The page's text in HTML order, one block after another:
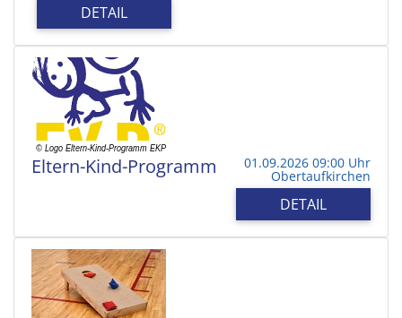
DETAIL
Eltern-Kind-Programm 01.09.2026 09:00 Uhr
Obertaufkirchen
DETAIL